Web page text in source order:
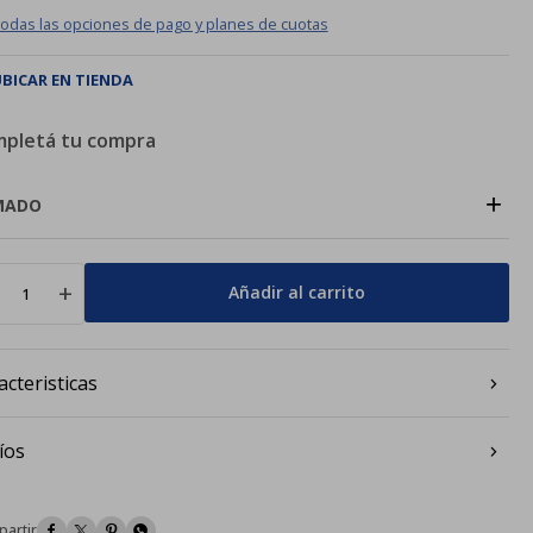
las opciones de pago y planes de cuotas
EN TIENDA
tu compra
+
add Añadir al carrito